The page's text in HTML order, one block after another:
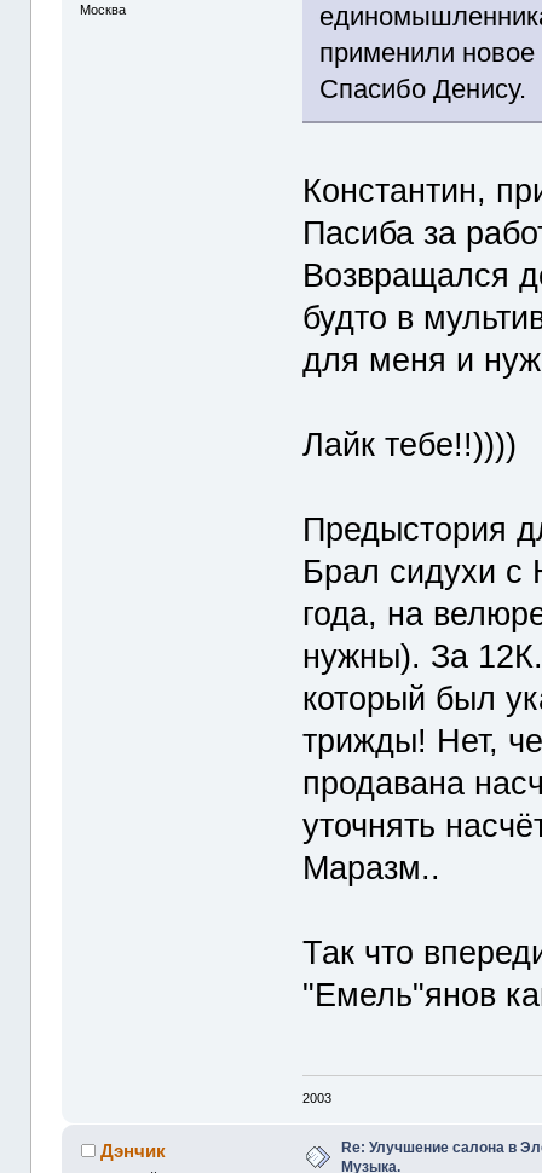
Москва
применили
Спасибо Денису.
Константин,
Пасиба за
Возвращался
будто в
для меня и
Лайк тебе!!))))
Предыстория
Брал сидухи с
года, на
нужны). За
который был
трижды! Нет,
продавана
уточнять
Маразм..
Так что
"Емель"янов
2003
Дэнчик
Re: Улучшение салона в
Музыка.